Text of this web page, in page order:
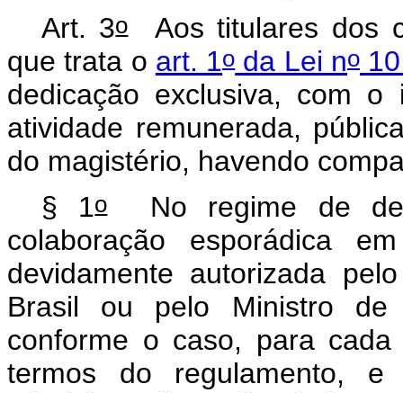
Art. 3oAos titulares dos
que trata o art. 1oda Lei no
dedicação exclusiva, com
atividade remunerada,
do magistério, havendo
§ 1oNo regime de
colaboração esporádica
devidamente autorizada
Brasil ou pelo Ministro de
conforme o caso, para
termos do regulamento,